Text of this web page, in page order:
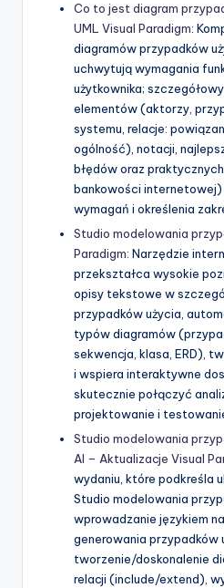
Co to jest diagram
UML Visual Paradigm:
diagramów przypadków
uchwytują wymagania
użytkownika;
elementów (aktorzy,
systemu, relacje:
ogólność), notacji,
błędów oraz
bankowości
wymagań i określenia
Studio modelowania
Paradigm: Narzędzie
przekształca wysokie
opisy tekstowe w
przypadków użycia,
typów diagramów
sekwencja, klasa, ERD),
i wspiera interaktywne
skutecznie połączyć
projektowanie i
Studio modelowania
AI – Aktualizacje Visual
wydaniu, które podkreśla
Studio modelowania
wprowadzanie językiem
generowania przypadków
tworzenie/doskonalenie
relacji (include/extend),